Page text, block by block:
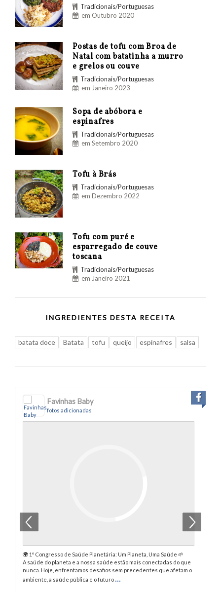
Tradicionais/Portuguesas
em Outubro 2020
Postas de tofu com Broa de
Natal com batatinha a murro
e grelos ou couve
Tradicionais/Portuguesas
em Janeiro 2023
Sopa de abóbora e
espinafres
Tradicionais/Portuguesas
em Setembro 2020
Tofu à Brás
Tradicionais/Portuguesas
em Dezembro 2022
Tofu com puré e
esparregado de couve
toscana
Tradicionais/Portuguesas
em Janeiro 2021
INGREDIENTES DESTA RECEITA
batata doce Batata tofu queijo espinafres salsa
Favinhas Baby
fotos adicionadas
🌍 1º Congresso de Saúde Planetária: Um Planeta, Uma Saúde 🌱
A saúde do planeta e a nossa saúde estão mais conectadas do que
nunca. Hoje, enfrentamos desafios sem precedentes que afetam o
ambiente, a saúde pública e o futuro ...